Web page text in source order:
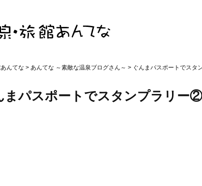
んてな > あんてな ～素敵な温泉ブログさん～ > ぐんまパスポートでス
まパスポートでスタンプラリ